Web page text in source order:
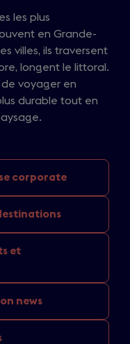
les plus
en Grande-
villes, ils traversent
longent le littoral.
voyager en
durable tout en
corporate
et
news